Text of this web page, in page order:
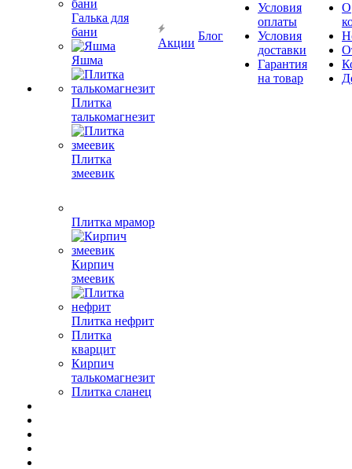
Галька для
бани
Яшма
Плитка
талькомагнезит
Плитка
змеевик
Плитка мрамор
Кирпич
змеевик
Плитка нефрит
Плитка
кварцит
Кирпич
талькомагнезит
Плитка сланец
Акции
Блог
Условия
оплаты
Условия
доставки
Гарантия
на товар
О